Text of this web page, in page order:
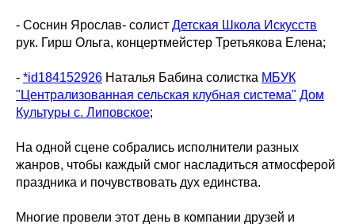
- Соснин Ярослав- солист Детская Школа Искусств
рук. Гирш Ольга, концертмейстер Третьякова Елена;
- *id184152926 Наталья Бабина солистка МБУК
"Централизованная сельская клубная система" Дом
Культуры с. Липовское;
На одной сцене собрались исполнители разных
жанров, чтобы каждый смог насладиться атмосферой
праздника и почувствовать дух единства.
Многие провели этот день в компании друзей и